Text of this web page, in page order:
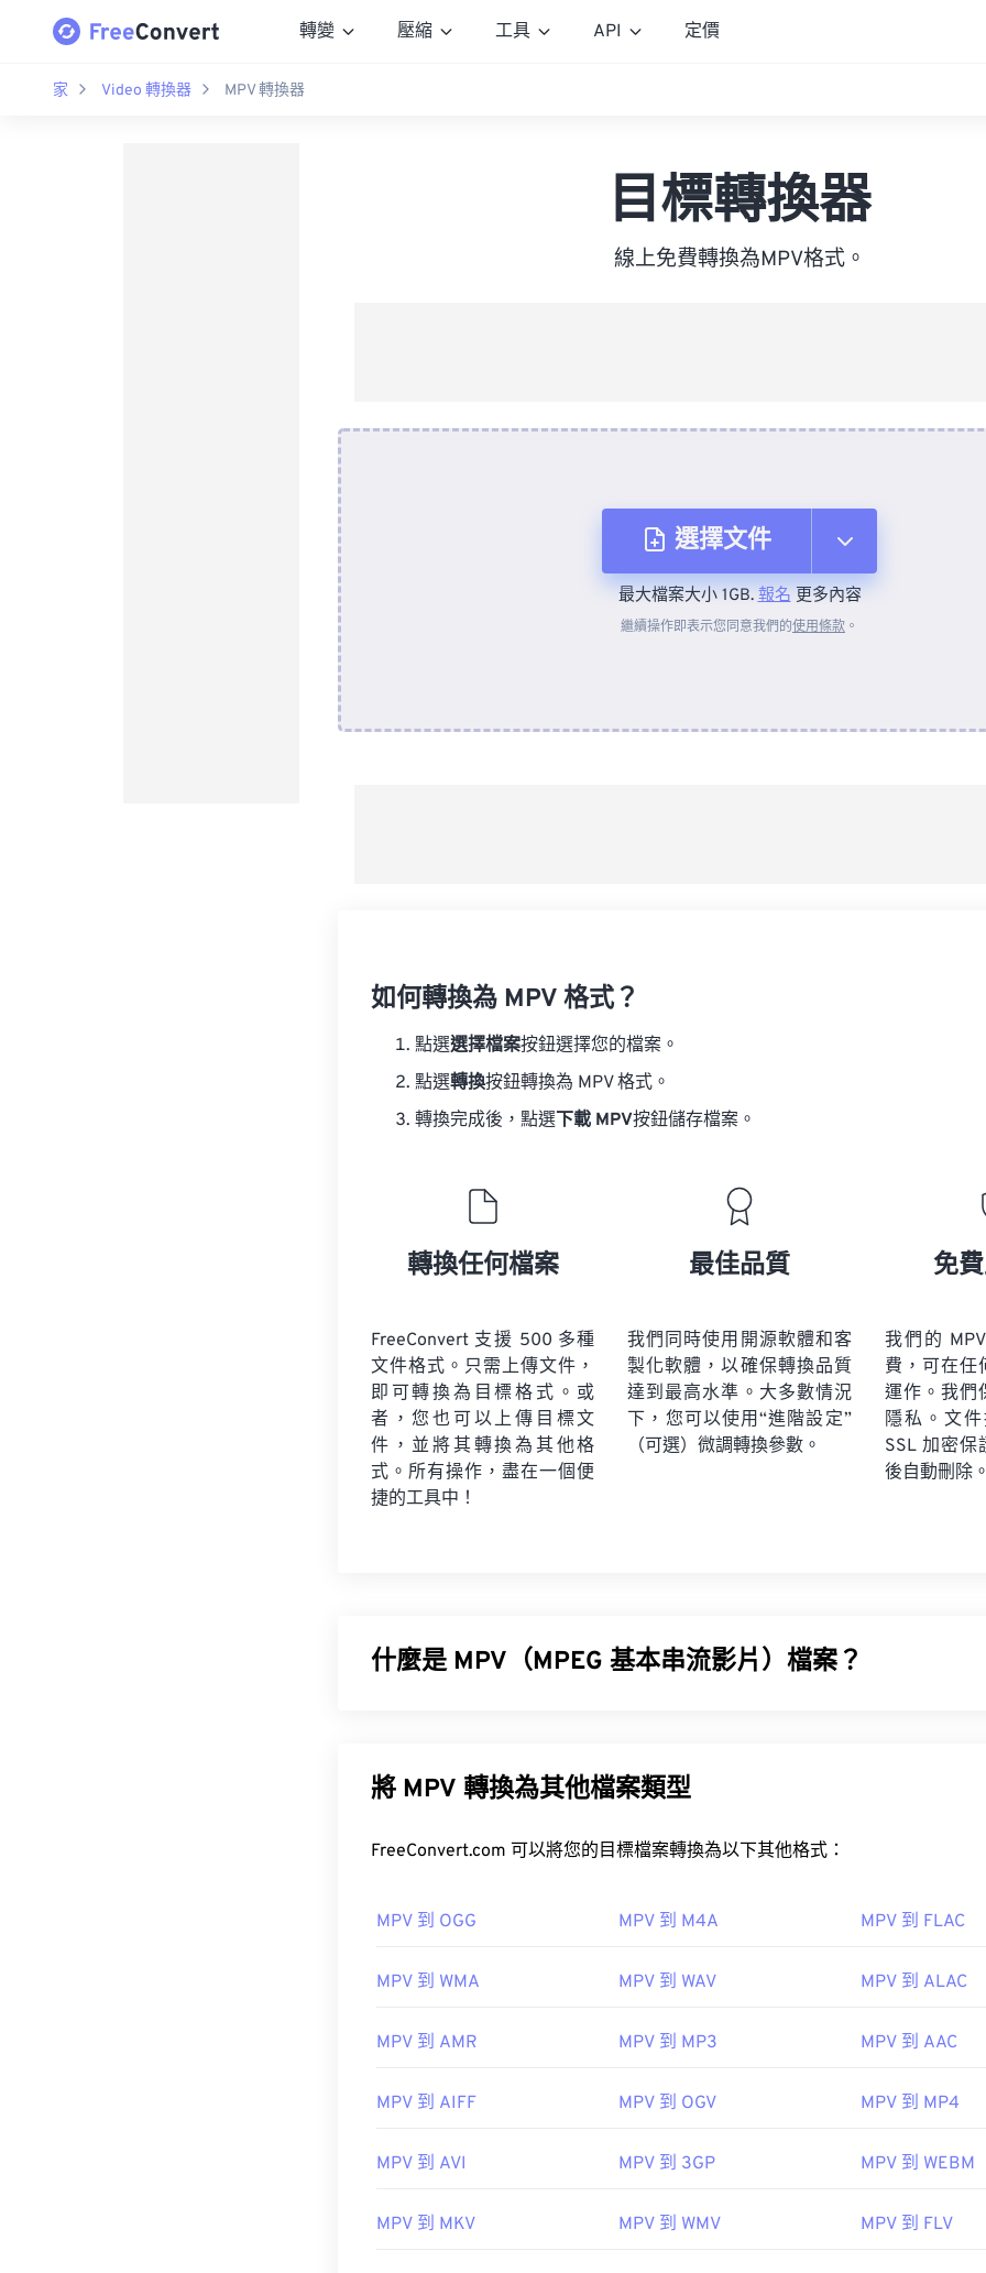
轉變 壓縮 工具 API 定價
家 Video 轉換器 MPV 轉換器
目標轉換器
線上免費轉換為MPV格式。
選擇文件
來自裝置
最大檔案大小 1GB.報名更多內容
繼續操作即表示您同意我們的使用條款 。
如何轉換為 MPV 格式？
點選選擇檔案按鈕選擇您的檔案。
點選轉換按鈕轉換為 MPV 格式。
轉換完成後，點選 下載 MPV按鈕儲存檔案。
轉換任何檔案
FreeConvert 支援 500 多種
文件格式。只需上傳文件，
即可轉換為目標格式。或
者，您也可以上傳目標文
件，並將其轉換為其他格
式。所有操作，盡在一個便
捷的工具中！
最佳品質
我們同時使用開源軟體和客
製化軟體，以確保轉換品質
達到最高水準。大多數情況
下，您可以使用“進階設定”
（可選）微調轉換參數。
免
我們的
費，可在任
運作。我們
隱私。文
SSL 加密保
後自動刪除。
什麼是 MPV（MPEG 基本串流影片）檔案？
播放 MPV 檔案的最佳方式是使用MPV 播放器
將正確的應用程式與檔案關聯起來。將檔案重新命名為 MPG 副檔名也可能有所
PentaLoop PlayerXtreme Media Player 。
開發者：
MPlayer 與 MPlayer2 開發者社群
初始版本：2013年
https://en.wikipedia.org/wiki/Mpv_(media_player)
將 MPV 轉換為其他檔案類型
FreeConvert.com 可以將您的目標檔案轉換為以下其他格式：
MPV 到 OGG MPV 到 M4A MPV 到 FLAC
MPV 到 WMA MPV 到 WAV MPV 到 ALAC
MPV 到 AMR MPV 到 MP3 MPV 到 AAC
MPV 到 AIFF MPV 到 OGV MPV 到 MP4
MPV 到 AVI MPV 到 3GP MPV 到 WEBM
MPV 到 MKV MPV 到 WMV MPV 到 FLV